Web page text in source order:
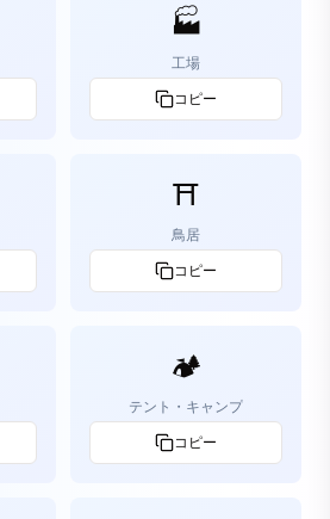
🏭
工場
コピー
⛩️
鳥居
コピー
🏕️
テント・キャンプ
コピー